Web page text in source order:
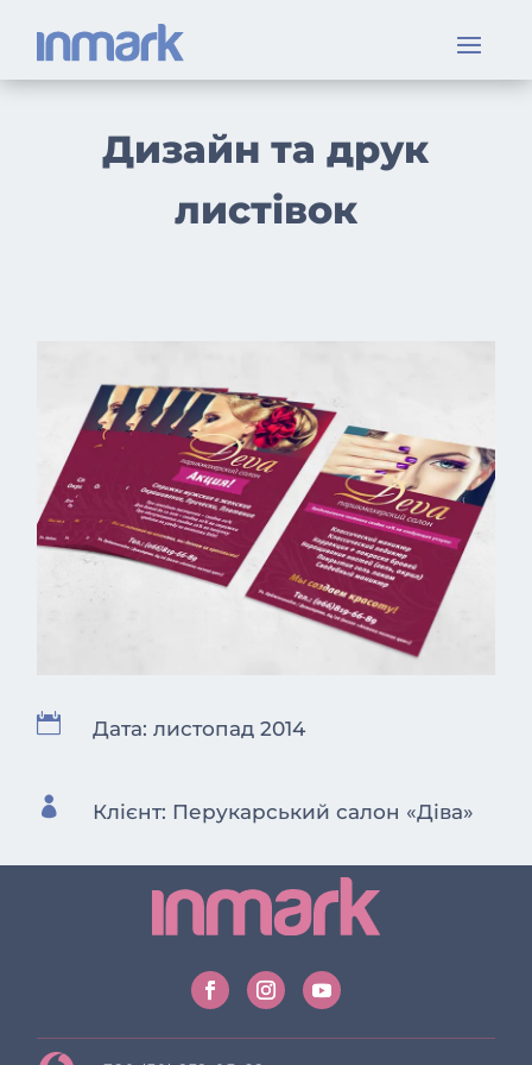
Дизайн та друк
листівок
 Дата: листопад 2014
 Клієнт: Перукарський салон «Діва»